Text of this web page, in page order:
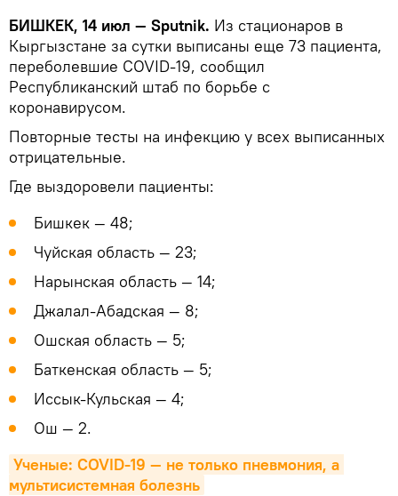
БИШКЕК, 14 июл — Sputnik. Из стационаров в
Кыргызстане за сутки выписаны еще 73 пациента,
переболевшие COVID-19, сообщил
Республиканский штаб по борьбе с
коронавирусом.
Повторные тесты на инфекцию у всех выписанных
отрицательные.
Где выздоровели пациенты:
Бишкек — 48;
Чуйская область — 23;
Нарынская область — 14;
Джалал-Абадская — 8;
Ошская область — 5;
Баткенская область — 5;
Иссык-Кульская — 4;
Ош — 2.
Ученые: COVID-19 — не только пневмония, а
мультисистемная болезнь